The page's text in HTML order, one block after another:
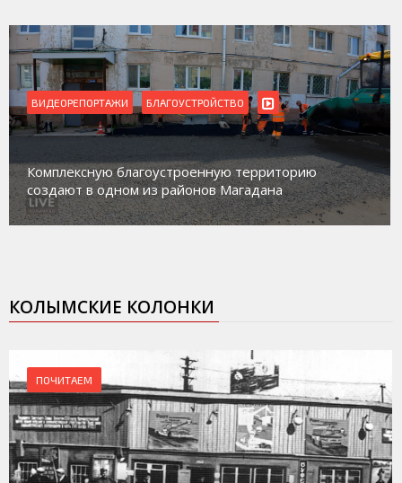
ВИДЕОРЕПОРТАЖИ
Магадан присоединился к пилотному проекту по
работе с несовершеннолетними из групп
социального риска «Переправа»
КОЛЫМСКИЕ КОЛОНКИ
ПОЧИТАЕМ